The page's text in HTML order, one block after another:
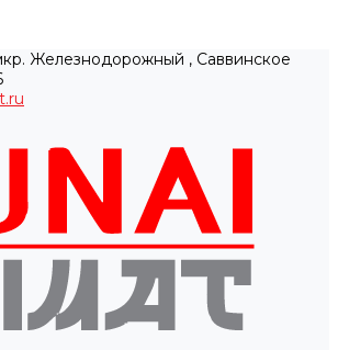
Железнодорожный , Саввинское